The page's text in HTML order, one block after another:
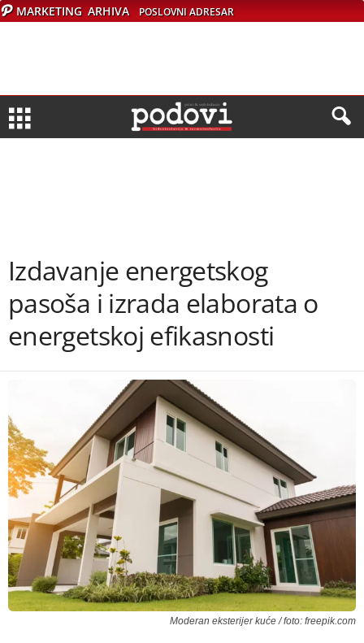
MARKETING ARHIVA POSLOVNI ADRESAR
Izdavanje energetskog
pasoša i izrada elaborata o
energetskoj efikasnosti
Moderan eksterijer kuće / foto: freepik.com